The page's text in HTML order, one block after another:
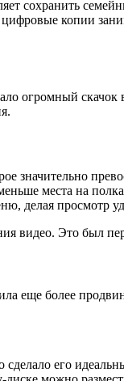
сохранить
копии
огромный
значительно
места на
делая просмотр
видео. Это был
еще более
его